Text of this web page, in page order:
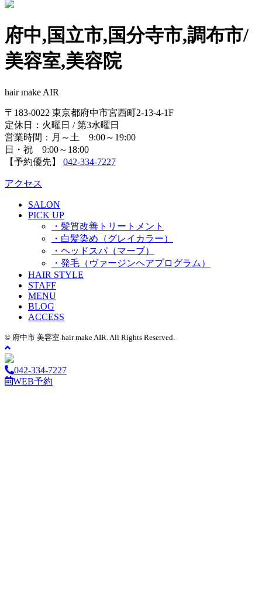
府中,国立市,国分寺市,調布市/
美容室,美容院
hair make AIR
〒183-0022 東京都府中市宮西町2-13-4-1F
定休日：火曜日 / 第3水曜日
営業時間：月～土 9:00～19:00
日・祝 9:00～18:00
【予約優先】 042-334-7227
アクセス
SALON
PICK UP
・髪質改善トリートメント
・白髪染め（グレイカラー）
・ヘッドスパ（マーブ）
・発毛（ヴァージンヘアプログラム）
HAIR STYLE
STAFF
MENU
BLOG
ACCESS
© 府中市 美容室 hair make AIR. All Rights Reserved.
042-334-7227
WEB予約